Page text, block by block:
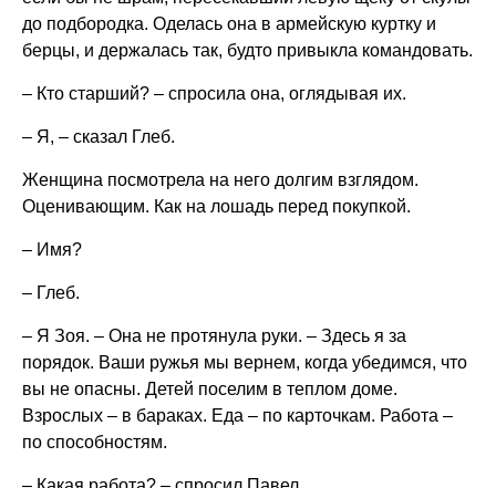
до подбородка. Оделась она в армейскую куртку и
берцы, и держалась так, будто привыкла командовать.
– Кто старший? – спросила она, оглядывая их.
– Я, – сказал Глеб.
Женщина посмотрела на него долгим взглядом.
Оценивающим. Как на лошадь перед покупкой.
– Имя?
– Глеб.
– Я Зоя. – Она не протянула руки. – Здесь я за
порядок. Ваши ружья мы вернем, когда убедимся, что
вы не опасны. Детей поселим в теплом доме.
Взрослых – в бараках. Еда – по карточкам. Работа –
по способностям.